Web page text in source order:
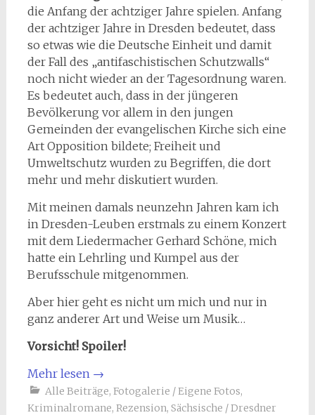
die Anfang der achtziger Jahre spielen. Anfang
der achtziger Jahre in Dresden bedeutet, dass
so etwas wie die Deutsche Einheit und damit
der Fall des „antifaschistischen Schutzwalls“
noch nicht wieder an der Tagesordnung waren.
Es bedeutet auch, dass in der jüngeren
Bevölkerung vor allem in den jungen
Gemeinden der evangelischen Kirche sich eine
Art Opposition bildete; Freiheit und
Umweltschutz wurden zu Begriffen, die dort
mehr und mehr diskutiert wurden.
Mit meinen damals neunzehn Jahren kam ich
in Dresden-Leuben erstmals zu einem Konzert
mit dem Liedermacher Gerhard Schöne, mich
hatte ein Lehrling und Kumpel aus der
Berufsschule mitgenommen.
Aber hier geht es nicht um mich und nur in
ganz anderer Art und Weise um Musik…
Vorsicht! Spoiler!
Mehr lesen →
Alle Beiträge, Fotogalerie / Eigene Fotos,
Kriminalromane, Rezension, Sächsische / Dresdner